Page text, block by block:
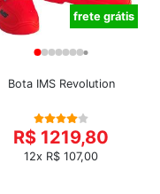
frete grátis
Bota IMS Revolution
R$ 1219,80
12x R$ 107,00